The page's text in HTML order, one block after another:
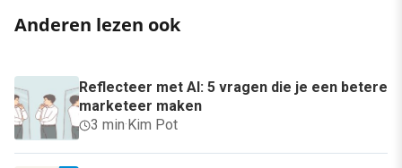
Anderen lezen ook
Reflecteer met AI: 5 vragen die je een betere
marketeer maken
3 min·Kim Pot